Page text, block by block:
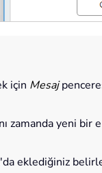
için Mesaj
zamanda yeni
eklediğiniz